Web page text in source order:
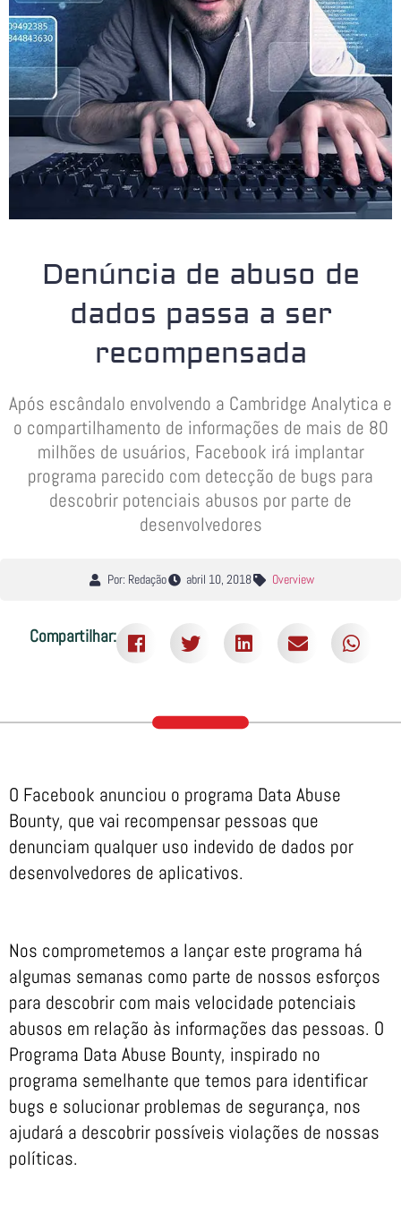
Denúncia de abuso de
dados passa a ser
recompensada
Após escândalo envolvendo a Cambridge Analytica e
o compartilhamento de informações de mais de 80
milhões de usuários, Facebook irá implantar
programa parecido com detecção de bugs para
descobrir potenciais abusos por parte de
desenvolvedores
Por: Redação abril 10, 2018 Overview
Compartilhar:
O Facebook anunciou o programa Data Abuse
Bounty, que vai recompensar pessoas que
denunciam qualquer uso indevido de dados por
desenvolvedores de aplicativos.
Nos comprometemos a lançar este programa há
algumas semanas como parte de nossos esforços
para descobrir com mais velocidade potenciais
abusos em relação às informações das pessoas. O
Programa Data Abuse Bounty, inspirado no
programa semelhante que temos para identificar
bugs e solucionar problemas de segurança, nos
ajudará a descobrir possíveis violações de nossas
políticas.